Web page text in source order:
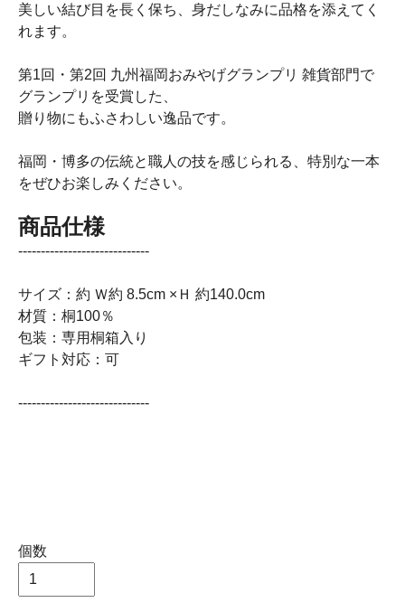
美しい結び目を長く保ち、身だしなみに品格を添えてく
れます。
第1回・第2回 九州福岡おみやげグランプリ 雑貨部門で
グランプリを受賞した、
贈り物にもふさわしい逸品です。
福岡・博多の伝統と職人の技を感じられる、特別な一本
をぜひお楽しみください。
商品仕様
-----------------------------
サイズ：約 Ｗ約 8.5cm ×Ｈ 約140.0cm
材質：桐100％
包装：専用桐箱入り
ギフト対応：可
-----------------------------
個数